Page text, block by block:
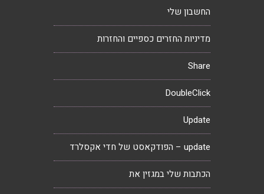
החשבון שלי
מדיניות החזרים כספיים והחזרות
Share
DoubleClick
Update
update – הפודקאסט של חדי אקסלרד
הכתבות שלי במגזין את